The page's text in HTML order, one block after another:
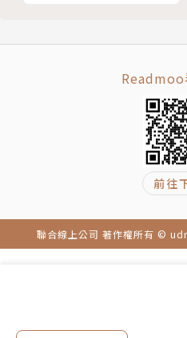
★全書收錄62杯視覺、味覺
地盛產的水果、食材、茶、
以生活靈感、故事與記憶，
★附錄節令食材索引，全年
買，能直接對應生產者，體
學1杯會2杯｜椰奶冰沙咖啡
學1 杯會2 杯｜ 400 次咖啡
戶外風！咖啡馬鈴薯冷湯
穗花山奈拿鐵
棗姑娘
前往
聯合線上公司 著作權所有 ©